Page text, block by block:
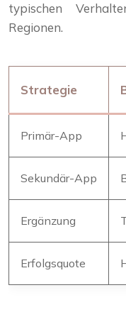
typischen
Regionen.
Strategie
Primär-App
Sekundär-App
Ergänzung
Erfolgsquote